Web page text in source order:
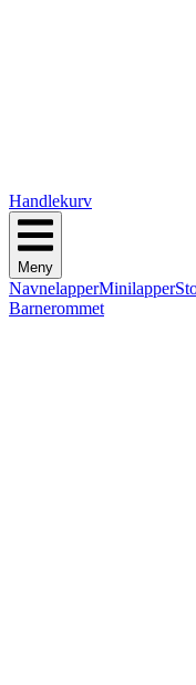
Handlekurv
Meny
NavnelapperMinilapper
Barnerommet